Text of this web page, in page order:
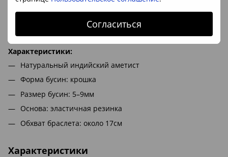
Согласиться
части Индии, где аметист встречается в кварцевых жилах
и вулканических породах.
Характеристики:
Натуральный индийский аметист
Форма бусин: крошка
Размер бусин: 5–9мм
Основа: эластичная резинка
Обхват браслета: около 17см
Характеристики